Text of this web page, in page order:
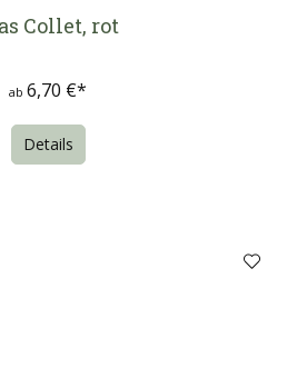
Collet, rot
ab 6,70 €*
Details